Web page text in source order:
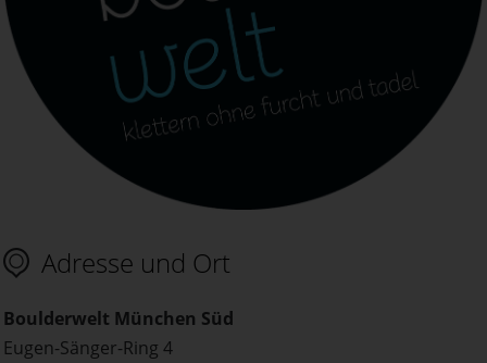
Adresse und Ort
Boulderwelt München Süd
Eugen-Sänger-Ring 4